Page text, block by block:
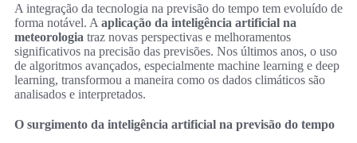
A integração da tecnologia na previsão do tempo tem evoluído de
forma notável. A aplicação da inteligência artificial na
meteorologia traz novas perspectivas e melhoramentos
significativos na precisão das previsões. Nos últimos anos, o uso
de algoritmos avançados, especialmente machine learning e deep
learning, transformou a maneira como os dados climáticos são
analisados e interpretados.
O surgimento da inteligência artificial na previsão do tempo